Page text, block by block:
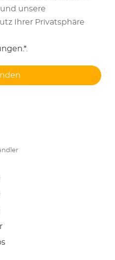
unsere
Ihrer Privatsphäre
.